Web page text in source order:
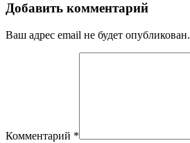
Добавить комментарий
Ваш адрес email не будет опубликован.
Комментарий *